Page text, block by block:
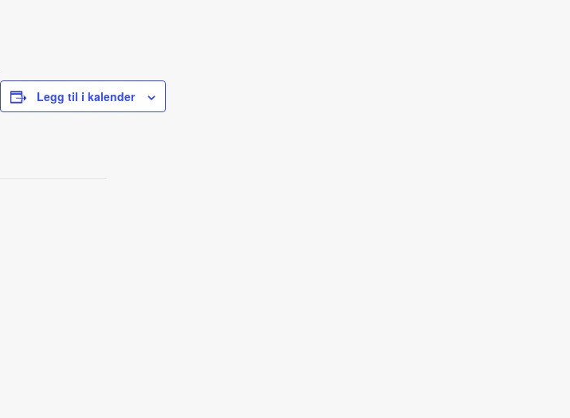
Legg til i kalender